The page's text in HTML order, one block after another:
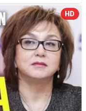
HD